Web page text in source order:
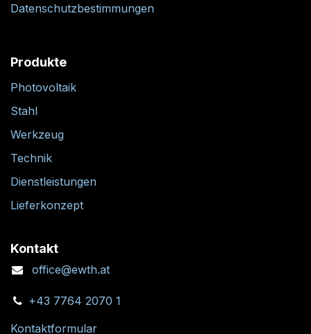
Datenschutzbestimmungen
Produkte
Photovoltaik
Stahl
Werkzeug
Technik
Dienstleistungen
Lieferkonzept
Kontakt
office@ewth.at
+43 7764 2070 1
Kontaktformular